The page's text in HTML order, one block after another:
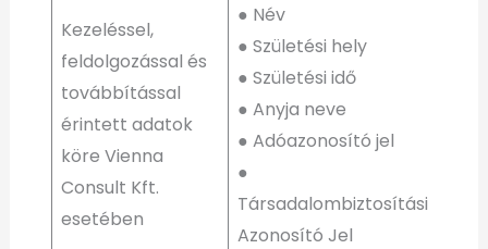
Kezeléssel,
feldolgozással és
továbbítással
érintett adatok
köre Vienna
Consult Kft.
esetében
● Név
● Születési hely
● Születési idő
● Anyja neve
● Adóazonosító jel
●
Társadalombiztosítási
Azonosító Jel